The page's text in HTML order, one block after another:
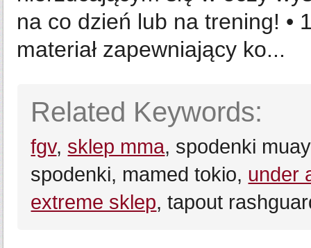
na co dzień lub na trening! •
materiał zapewniający ko...
Related Keywords:
fgv, sklep mma, spodenki
spodenki, mamed tokio, under
extreme sklep, tapout